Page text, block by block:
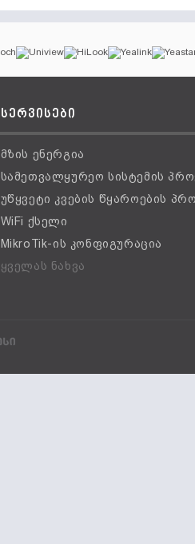
სერვისები
მზის ენერგია
სამეთვალყურეო სისტემის
უწყვეტი კვების წყაროების
WiFi ქსელი
MikroTik-ის კონფიგურაცია
ყველას ნახვა